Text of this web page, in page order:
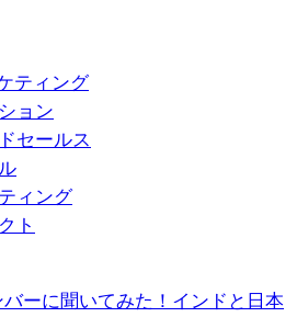
ティング
ョン
セールス
ィング
ト
ーに聞いてみた！インドと日本